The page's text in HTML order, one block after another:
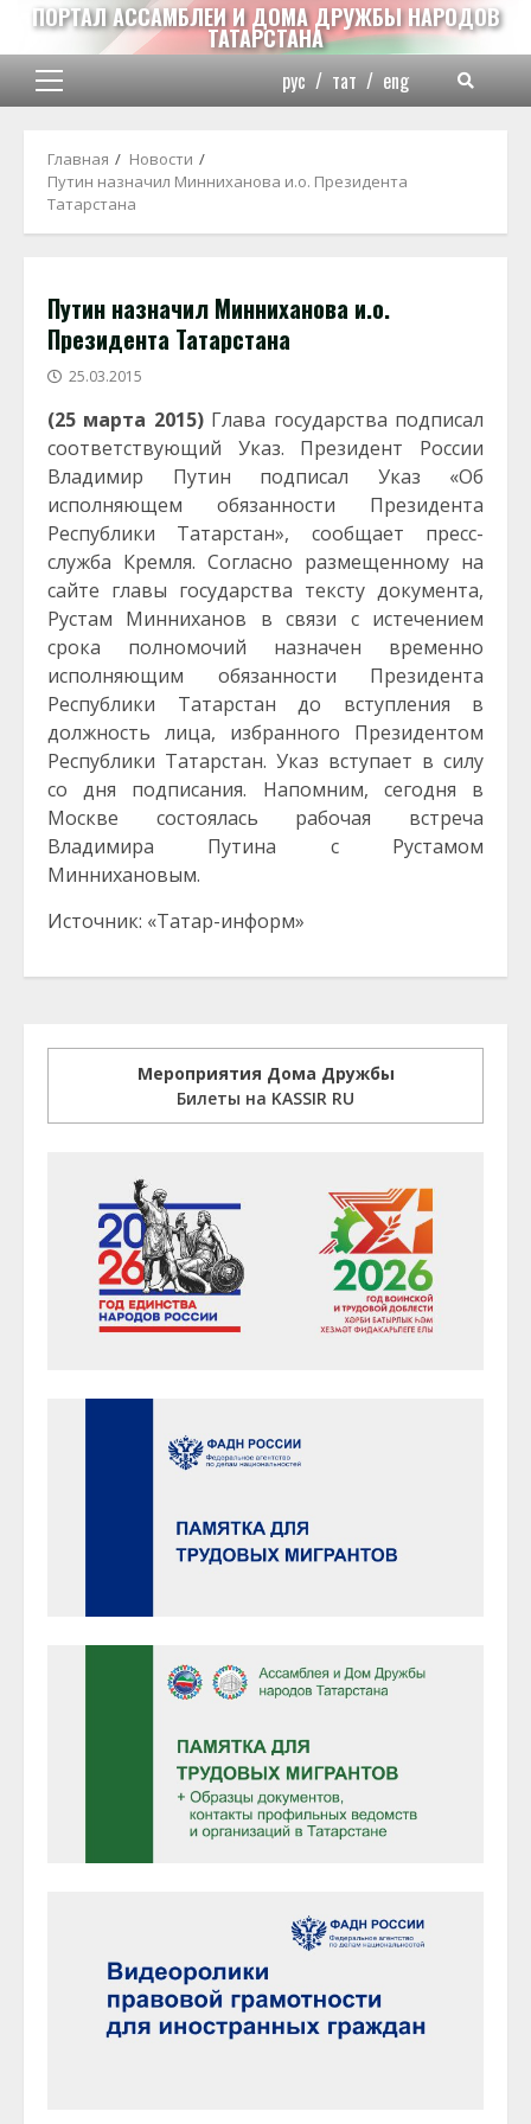
Перейти
содержимому
ПОРТАЛ АССАМБЛЕИ И ДОМА ДРУЖБЫ НАРОДОВ
ТАТАРСТАНА
Основное
рус / тат / eng
Главная
Новости
Путин назначил Минниханова и.о. Президента
Татарстана
Путин назначил Минниханова и.о.
Президента Татарстана
25.03.2015
(25 марта 2015)Глава государства подписал
соответствующий Указ. Президент России
Владимир Путин подписал Указ «Об
исполняющем обязанности Президента
Республики Татарстан», сообщает пресс-
служба Кремля. Согласно размещенному на
сайте главы государства тексту документа,
Рустам Минниханов в связи с истечением
срока полномочий назначен временно
исполняющим обязанности Президента
Республики Татарстан до вступления в
должность лица, избранного Президентом
Республики Татарстан. Указ вступает в силу
со дня подписания. Напомним, сегодня в
Москве состоялась рабочая встреча
Владимира Путина с Рустамом
Миннихановым.
Источник: «Татар-информ»
Мероприятия Дома Дружбы
Билеты на KASSIR RU